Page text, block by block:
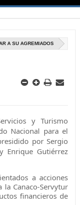
A SU AGREMIADOS
y Turismo
Nacional para el
por Sergio
Enrique Gutiérrez
a acciones
Canaco-Servytur
financieros de